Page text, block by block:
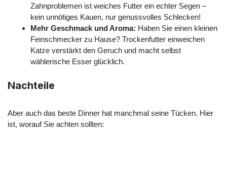
Zahnproblemen ist weiches Futter ein echter Segen –
kein unnötiges Kauen, nur genussvolles Schlecken!
Mehr Geschmack und Aroma: Haben Sie einen kleinen
Feinschmecker zu Hause? Trockenfutter einweichen
Katze verstärkt den Geruch und macht selbst
wählerische Esser glücklich.
Nachteile
Aber auch das beste Dinner hat manchmal seine Tücken. Hier
ist, worauf Sie achten sollten: